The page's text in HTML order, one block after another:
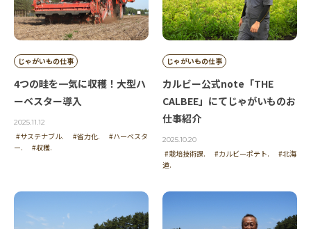
投稿者 | まゆげ
いつもおいしいポテトチップスをありがとうござい
ます！
投稿者 | SON
投稿者 | にゃん♪
じゃがいもの仕事
4つの畦を一気に収穫！大型ハ
ーベスター導入
2025.11.12
#サステナブル. #省力化.
#ハーベスタ
ー.
#収穫.
じゃがいもの仕事
カルビー公式note「THE
CALBEE」にてじゃがいものお
仕事紹介
2025.10.20
#栽培技術課. #カルビーポテト.
#北海
道.